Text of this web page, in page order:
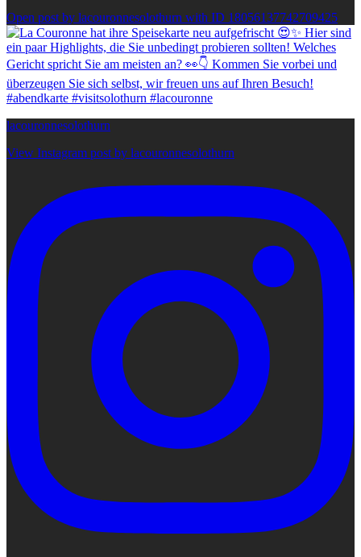
Open post by lacouronnesolothurn with ID 18056137742709425
lacouronnesolothurn
View Instagram post by lacouronnesolothurn